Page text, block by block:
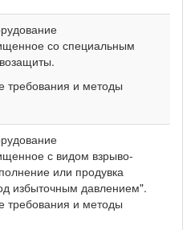
со специальным
требования и методы
с видом взрыво-
или продувка
избыточным давлением".
требования и методы